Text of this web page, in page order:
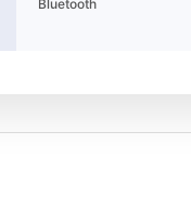
Bluetooth